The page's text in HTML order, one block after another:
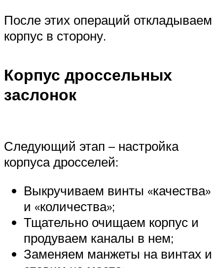
После этих операций откладываем
корпус в сторону.
Корпус дроссельных
заслонок
Следующий этап – настройка
корпуса дросселей:
Выкручиваем винты «качества»
и «количества»;
Тщательно очищаем корпус и
продуваем каналы в нем;
Заменяем манжеты на винтах и